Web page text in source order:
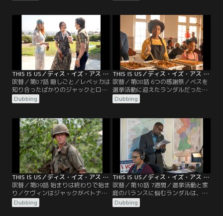
合う。しかし体外受精の成功のため
トビーは、徐々に調子が悪くなって
いく。ケヴィンはゾーイを連れてジ
ャックのベトナム時代の戦友に会い
に行く。一方ランダルは、初めての
選挙キャンペーンを行う。
る。そんな中、2人の愛犬にアクシ
たいランダル。ある時ケヴィンが選
挙区に現れたことがきっかけで、巧
みな戦略をひらめく。父親の過去が
気になって仕方がないケヴィンは、
ゾーイに思い切った頼みごとをす
る。
THIS IS US／ディス・イズ・アス シーズン3 第07話／吹替
吹替／第07話 隠しごと／レベッカは
知り合ったばかりのジャックとロサ
ンゼルスへ向かう。レコード会社の
担当者に会うためだが、その途中、
ってくる。ケヴィンは父親の過去の
謎を探りに、ゾーイと共にベトナム
へ。しかし父親と同じように昔のこ
とを語ろうとしないゾーイに、ケヴ
ィンはイライラする。
Dubbing
THIS IS US／ディス・イズ・アス シーズン3 第08話／吹替
吹替／第08話 6つの感謝祭／ベスを
選挙活動に迎えたランダルだった
が、選挙参謀とのあいだで意見が対
立する。ジャックはニックを自分の
クの態度は変わらない。ミゲルとレ
ベッカは感謝祭をミゲルの娘の家で
過ごすことに。しかし離婚後、母親
によってミゲルから遠ざけられてい
た息子は、2人に冷たく接する。
Dubbing
THIS IS US／ディス・イズ・アス シーズン3 第09話／吹替
吹替／第09話 始まりは終わりで始ま
り／ケヴィンはジャックがベトナム
戦争時に派遣された村にたどり着
き、謎の女性の正体を探るため村の
Dubbing
THIS IS US／ディス・イズ・アス シーズン3 第10話／吹替
吹替／第10話 7週間／選挙活動と家
庭のバランスに悩むランダルは、ジ
ャックと交わした会話を思い出して
いた。そしてついに投票当日を迎え
Dubbing